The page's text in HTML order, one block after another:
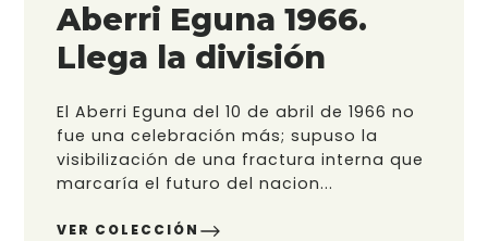
Aberri Eguna 1966.
Llega la división
El Aberri Eguna del 10 de abril de 1966 no
fue una celebración más; supuso la
visibilización de una fractura interna que
marcaría el futuro del nacion...
VER COLECCIÓN